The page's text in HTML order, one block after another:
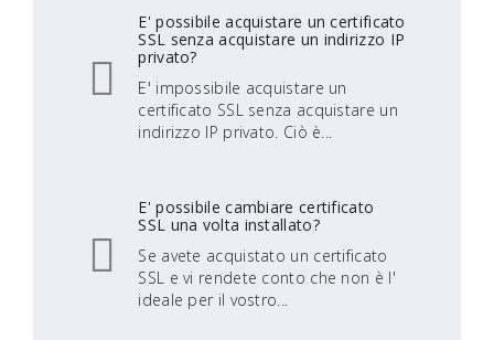
E' possibile acquistare un certificato
SSL senza acquistare un indirizzo IP
privato?
E' impossibile acquistare un
certificato SSL senza acquistare un
indirizzo IP privato. Ciò è...
E' possibile cambiare certificato
SSL una volta installato?
Se avete acquistato un certificato
SSL e vi rendete conto che non è l'
ideale per il vostro...